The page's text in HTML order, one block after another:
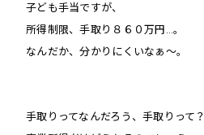
子ども手当ですが、
所得制限、手取り８６０万円…。
なんだか、分かりにくいなぁ〜。
手取りってなんだろう、手取りって？